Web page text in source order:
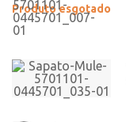
Produto esgotado